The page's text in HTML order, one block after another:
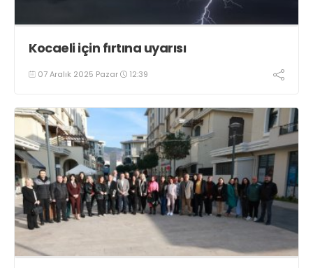
Kocaeli için fırtına uyarısı
07 Aralık 2025 Pazar 12:39